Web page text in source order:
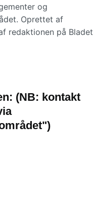
og
Oprettet af
redaktionen på Bladet
(NB: kontakt